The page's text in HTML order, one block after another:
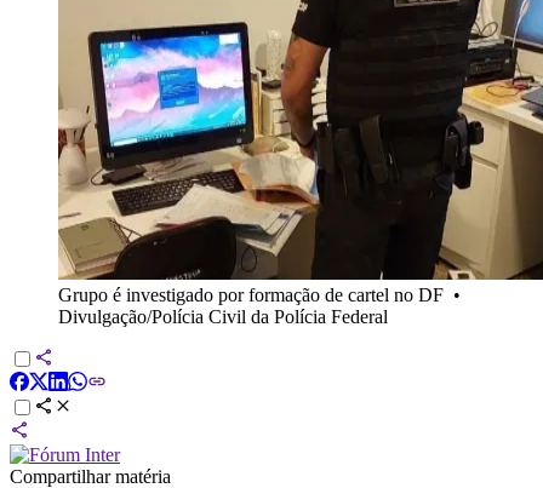
Grupo é investigado por formação de cartel no DF •
Divulgação/Polícia Civil da Polícia Federal
Compartilhar matéria